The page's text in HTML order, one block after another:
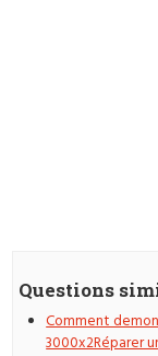
Questions
Comment
3000x2Réparer